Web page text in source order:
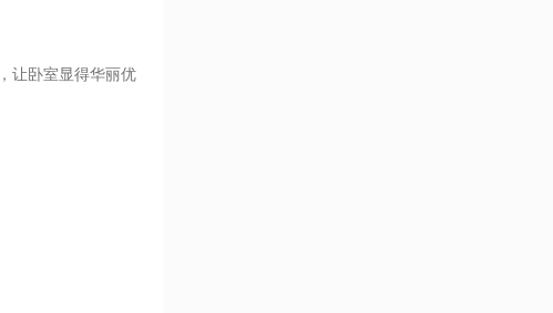
让卧室显得华丽优